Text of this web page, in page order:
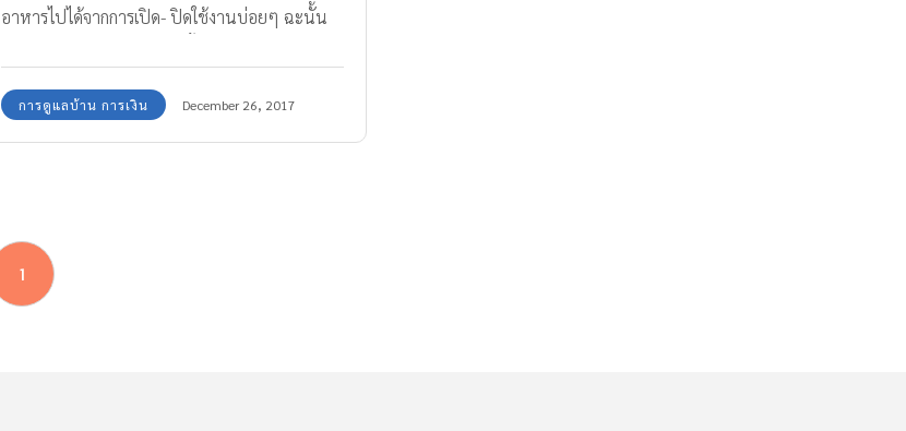
อาหารไปได้จากการเปิด- ปิดใช้งานบ่อยๆ ฉะนั้น
แช่เย็นอื่นๆ เราจะพาไปรู้จักกับตู้เย็นซัมซุง Twin
Cooling PlusTM ตู้เย็นหนึ่งเดียวที่ช่วยเก็บรักษา
การดูแลบ้าน การเงิน December 26, 2017
1